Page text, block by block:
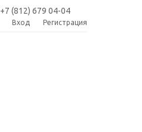
+7 (812) 679 04-04
Вход Регистрация